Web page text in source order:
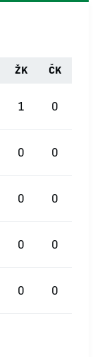
ŽK ČK
1 0
0 0
0 0
0 0
0 0